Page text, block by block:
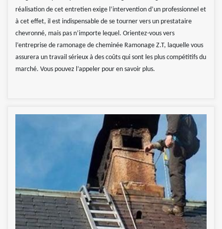
réalisation de cet entretien exige l’intervention d’un professionnel et
à cet effet, il est indispensable de se tourner vers un prestataire
chevronné, mais pas n’importe lequel. Orientez-vous vers
l’entreprise de ramonage de cheminée Ramonage Z.T, laquelle vous
assurera un travail sérieux à des coûts qui sont les plus compétitifs du
marché. Vous pouvez l’appeler pour en savoir plus.